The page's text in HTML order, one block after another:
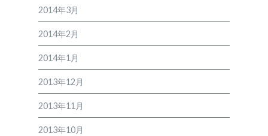
2014年3月
2014年2月
2014年1月
2013年12月
2013年11月
2013年10月